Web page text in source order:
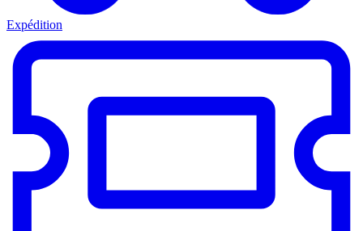
Expédition